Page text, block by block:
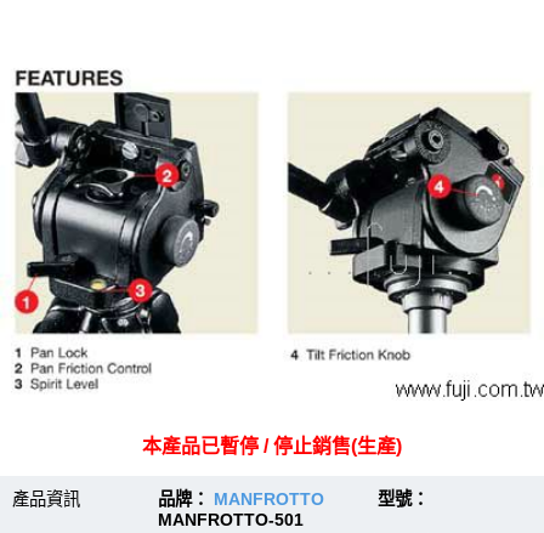
本產品已暫停 / 停止銷售(生產)
產品資訊 品牌： MANFROTTO 型號：
MANFROTTO-501